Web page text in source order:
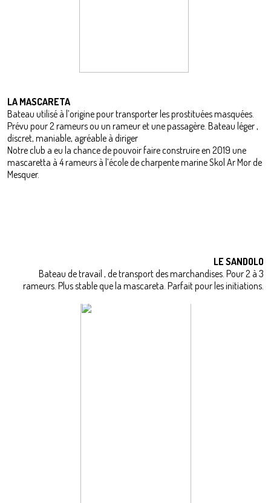
LA MASCARETA
Bateau utilisé à l’origine pour transporter les prostituées masquées.
Prévu pour 2 rameurs ou un rameur et une passagère. Bateau léger ,
discret, maniable, agréable à diriger
Notre club a eu la chance de pouvoir faire construire en 2019 une
mascaretta à 4 rameurs à l’école de charpente marine Skol Ar Mor de
Mesquer.
LE SANDOLO
Bateau de travail , de transport des marchandises. Pour 2 à 3
rameurs. Plus stable que la mascareta. Parfait pour les initiations.